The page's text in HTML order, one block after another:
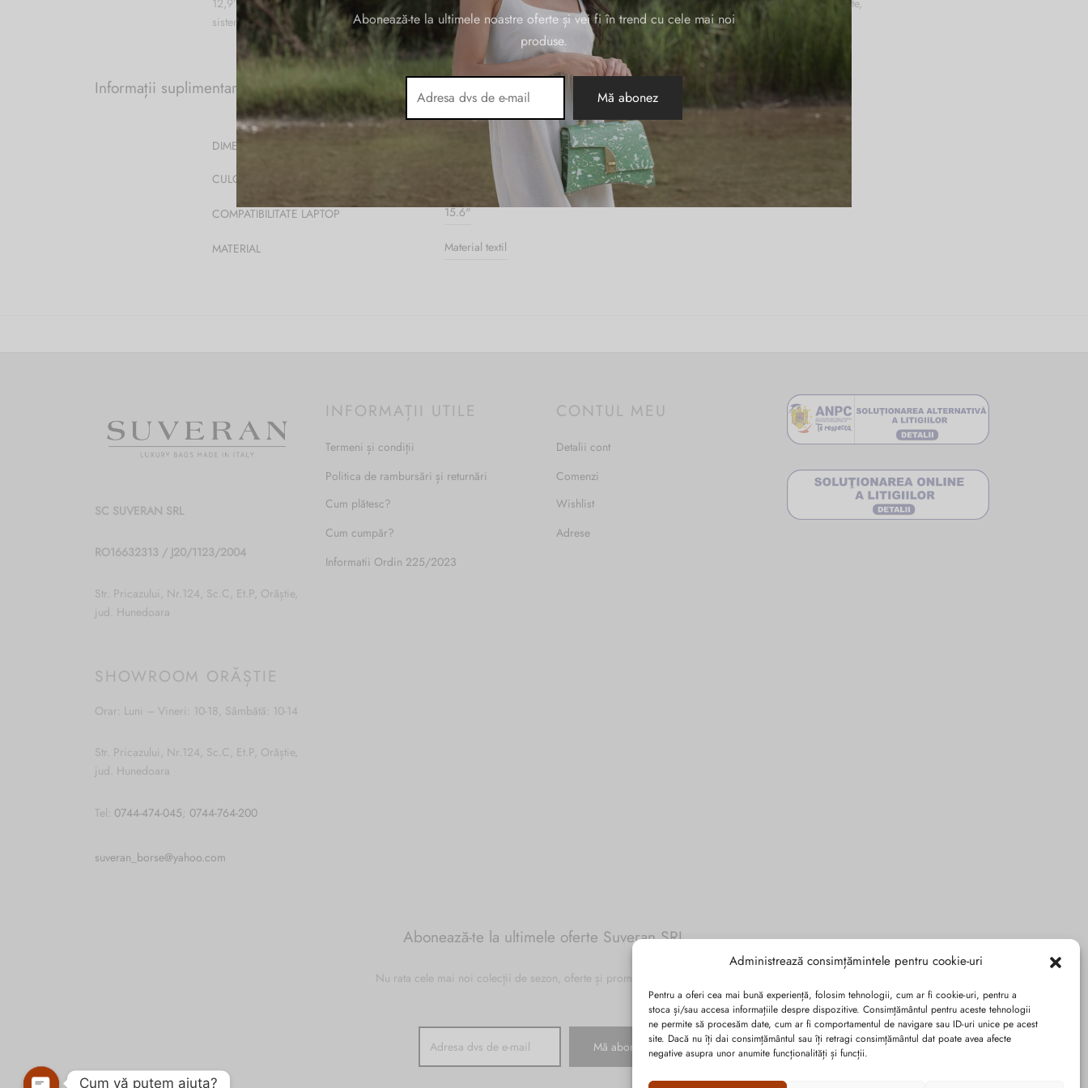
Abonează-te la ultimele noastre oferte și vei fi în trend cu cele mai noi
produse.
Administrează consimțămintele pentru cookie-uri
Pentru a oferi cea mai bună experiență, folosim tehnologii, cum ar fi cookie-uri, pentru a
stoca și/sau accesa informațiile despre dispozitive. Consimțământul pentru aceste tehnologii
ne permite să procesăm date, cum ar fi comportamentul de navigare sau ID-uri unice pe acest
site. Dacă nu îți dai consimțământul sau îți retragi consimțământul dat poate avea afecte
negative asupra unor anumite funcționalități și funcții.
sistem de ventilatie, suport troler, curele de umar, ergonomice si reglabile, suport ochelari, greutate 1081gr, volum 23,5 L.
Informații suplimentare
DIMENSIUNI 30 × 17 × 42 cm
CULOARE
COMPATIBILITATE LAPTOP 15.6"
MATERIAL Material textil
SC SUVERAN SRL
RO16632313 / J20/1123/2004
Str. Pricazului, Nr.124, Sc.C, Et.P, Orăștie,
jud. Hunedoara
SHOWROOM ORĂȘTIE
Orar: Luni – Vineri: 10-18, Sâmbătă: 10-14
Str. Pricazului, Nr.124, Sc.C, Et.P, Orăștie,
jud. Hunedoara
Tel: 0744-474-045; 0744-764-200
suveran_borse@yahoo.com
INFORMAȚII UTILE
Termeni și condiții
Politica de rambursări și returnări
Cum plătesc?
Cum cumpăr?
Informatii Ordin 225/2023
CONTUL MEU
Detalii cont
Comenzi
Wishlist
Adrese
Abonează-te la ultimele oferte Suveran SRL
Nu rata cele mai noi colecții de sezon, oferte și promoții de nerefuzat.
Cum vă putem ajuta?